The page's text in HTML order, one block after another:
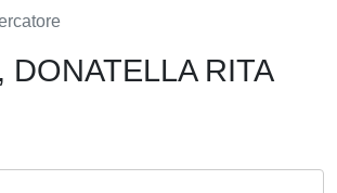
DONATELLA RITA